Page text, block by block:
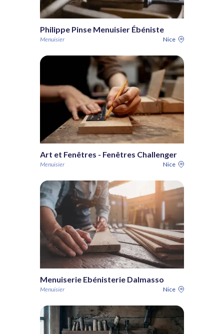
Philippe Pinse Menuisier Ébéniste
Menuisier Nice
Art et Fenêtres - Fenêtres Challenger
Menuisier Nice
Menuiserie Ebénisterie Dalmasso
Menuisier Nice